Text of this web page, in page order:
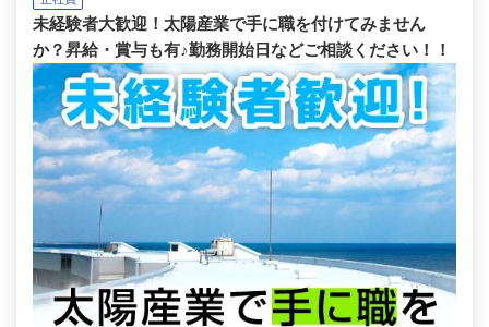
未経験者大歓迎！太陽産業で手に職を付けてみません
か？昇給・賞与も有♪勤務開始日などご相談ください！！